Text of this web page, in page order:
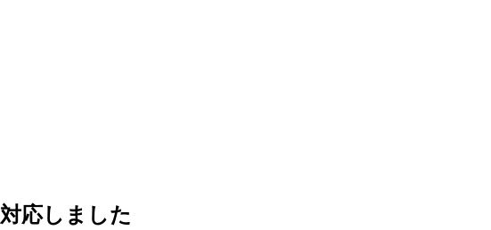
応しました